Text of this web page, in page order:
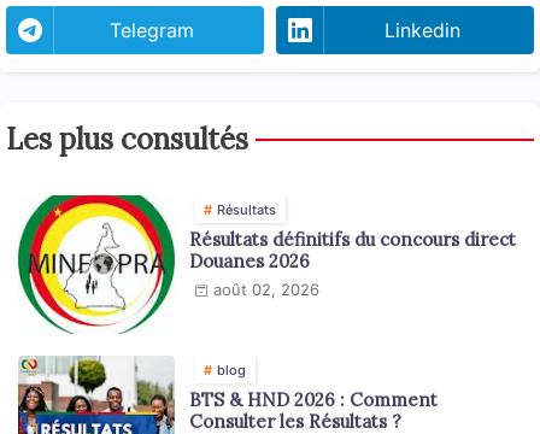
Telegram Linkedin
Les plus consultés
Résultats
Résultats définitifs du concours direct
Douanes 2026
août 02, 2026
blog
BTS & HND 2026 : Comment
Consulter les Résultats ?